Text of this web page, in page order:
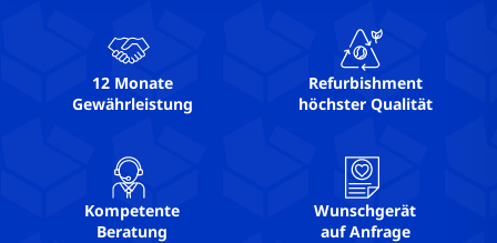
Webcam: Nein
WLAN: Ja12 Monate
Gewährleistung
Refurbishment
höchster Qualität
Kompetente
Beratung
Wunschgerät
auf Anfrage